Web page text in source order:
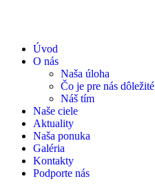
Úvod
O nás
Naša úloha
Čo je pre nás dôležité
Náš tím
Naše ciele
Aktuality
Naša ponuka
Galéria
Kontakty
Podporte nás